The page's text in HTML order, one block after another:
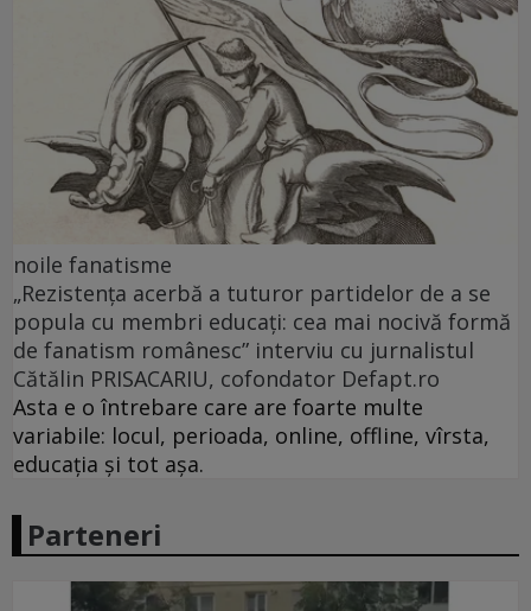
noile fanatisme
„Rezistența acerbă a tuturor partidelor de a se
popula cu membri educați: cea mai nocivă formă
de fanatism românesc” interviu cu jurnalistul
Cătălin PRISACARIU, cofondator Defapt.ro
Asta e o întrebare care are foarte multe
variabile: locul, perioada, online, offline, vîrsta,
educația și tot așa.
Parteneri